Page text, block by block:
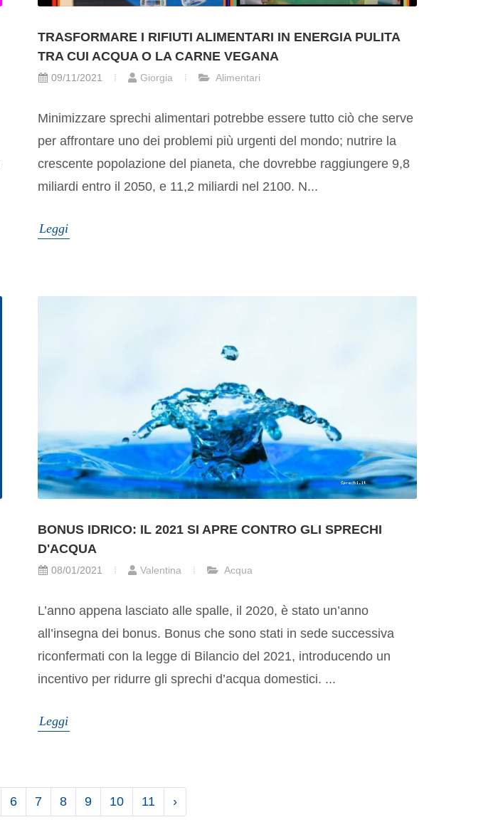
TRASFORMARE I RIFIUTI ALIMENTARI IN ENERGIA PULITA
TRA CUI ACQUA O LA CARNE VEGANA
09/11/2021 Giorgia Alimentari
Minimizzare sprechi alimentari potrebbe essere tutto ciò che serve
per affrontare uno dei problemi più urgenti del mondo; nutrire la
crescente popolazione del pianeta, che dovrebbe raggiungere 9,8
miliardi entro il 2050, e 11,2 miliardi nel 2100. N...
Leggi
BONUS IDRICO: IL 2021 SI APRE CONTRO GLI SPRECHI
D'ACQUA
08/01/2021 Valentina Acqua
L’anno appena lasciato alle spalle, il 2020, è stato un’anno
all’insegna dei bonus. Bonus che sono stati in sede successiva
riconfermati con la legge di Bilancio del 2021, introducendo un
incentivo per ridurre gli sprechi d’acqua domestici. ...
Leggi
6 7 8 9 10 11 ›